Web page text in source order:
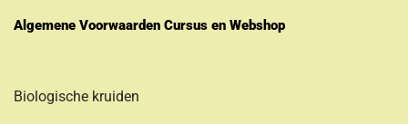
Algemene Voorwaarden Cursus en Webshop
Biologische kruiden